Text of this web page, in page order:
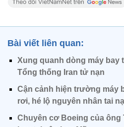
Bài viết liên quan:
Xung quanh dòng máy bay
Tổng thống Iran tử nạn
Cận cảnh hiện trường máy
rơi, hé lộ nguyên nhân tai
Chuyên cơ Boeing của ông